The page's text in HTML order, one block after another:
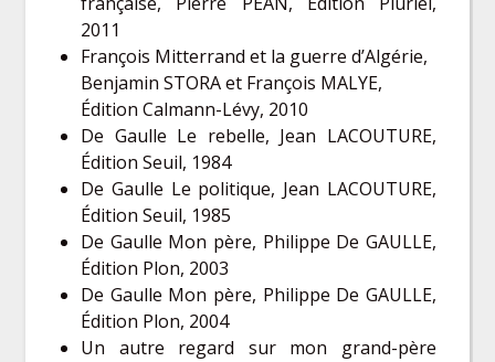
2011
François Mitterrand et la guerre d’Algérie,
Benjamin STORA et François MALYE,
Édition Calmann-Lévy, 2010
De Gaulle Le rebelle, Jean LACOUTURE,
Édition Seuil, 1984
De Gaulle Le politique, Jean LACOUTURE,
Édition Seuil, 1985
De Gaulle Mon père, Philippe De GAULLE,
Édition Plon, 2003
De Gaulle Mon père, Philippe De GAULLE,
Édition Plon, 2004
Un autre regard sur mon grand-père